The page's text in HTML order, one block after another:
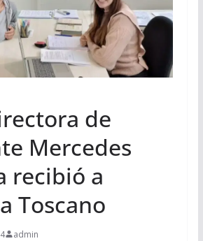
de
Mercedes
recibió a
Toscano
admin